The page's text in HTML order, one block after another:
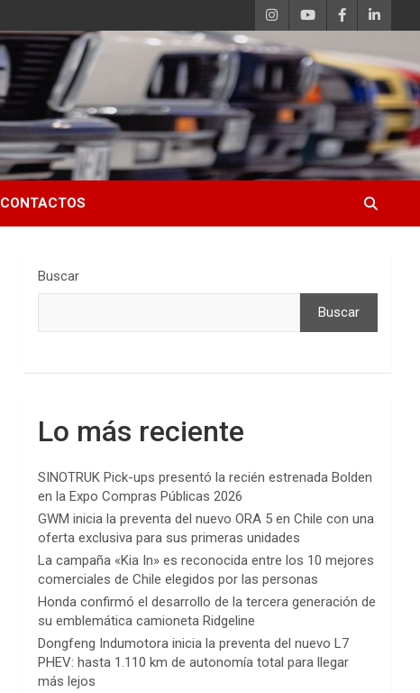
CONTACTOS
Buscar
Buscar
Lo más reciente
SINOTRUK Pick-ups presentó la recién estrenada Bolden
en la Expo Compras Públicas 2026
GWM inicia la preventa del nuevo ORA 5 en Chile con una
oferta exclusiva para sus primeras unidades
La campaña «Kia In» es reconocida entre los 10 mejores
comerciales de Chile elegidos por las personas
Honda confirmó el desarrollo de la tercera generación de
su emblemática camioneta Ridgeline
Dongfeng Indumotora inicia la preventa del nuevo L7
PHEV: hasta 1.110 km de autonomía total para llegar
más lejos